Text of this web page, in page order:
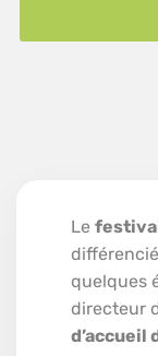
Le
quelques
directeur
d’accueil